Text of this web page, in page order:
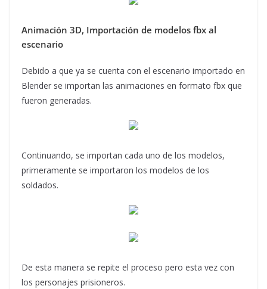
Animación 3D, Importación de modelos fbx al
escenario
Debido a que ya se cuenta con el escenario importado en
Blender se importan las animaciones en formato fbx que
fueron generadas.
Continuando, se importan cada uno de los modelos,
primeramente se importaron los modelos de los
soldados.
De esta manera se repite el proceso pero esta vez con
los personajes prisioneros.